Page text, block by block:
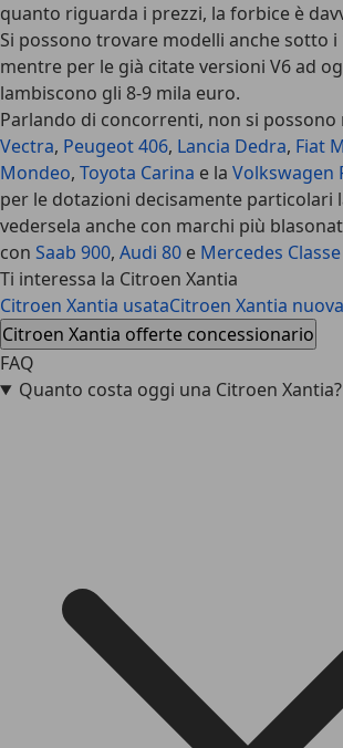
quanto riguarda i prezzi, la forbice è
Si possono trovare modelli anche sotto i
mentre per le già citate versioni V6 ad
lambiscono gli 8-9 mila euro.
Parlando di concorrenti, non si possono
Vectra, Peugeot 406, Lancia Dedra, Fiat
Mondeo, Toyota Carina e la Volkswagen
per le dotazioni decisamente particolari
vedersela anche con marchi più
con Saab 900, Audi 80 e Mercedes Classe
Ti interessa la Citroen Xantia
Citroen Xantia usataCitroen Xantia
Citroen Xantia offerte concessionario
FAQ
Quanto costa oggi una Citroen Xantia?